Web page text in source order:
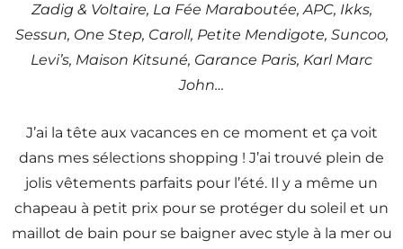
Zadig & Voltaire, La Fée Maraboutée, APC, Ikks,
Sessun, One Step, Caroll, Petite Mendigote, Suncoo,
Levi’s, Maison Kitsuné, Garance Paris, Karl Marc
John…
J’ai la tête aux vacances en ce moment et ça voit
dans mes sélections shopping ! J’ai trouvé plein de
jolis vêtements parfaits pour l’été. Il y a même un
chapeau à petit prix pour se protéger du soleil et un
maillot de bain pour se baigner avec style à la mer ou